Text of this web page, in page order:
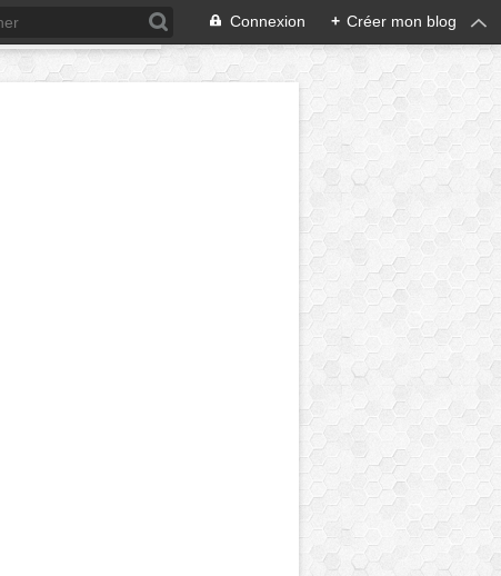
Connexion + Créer mon blog